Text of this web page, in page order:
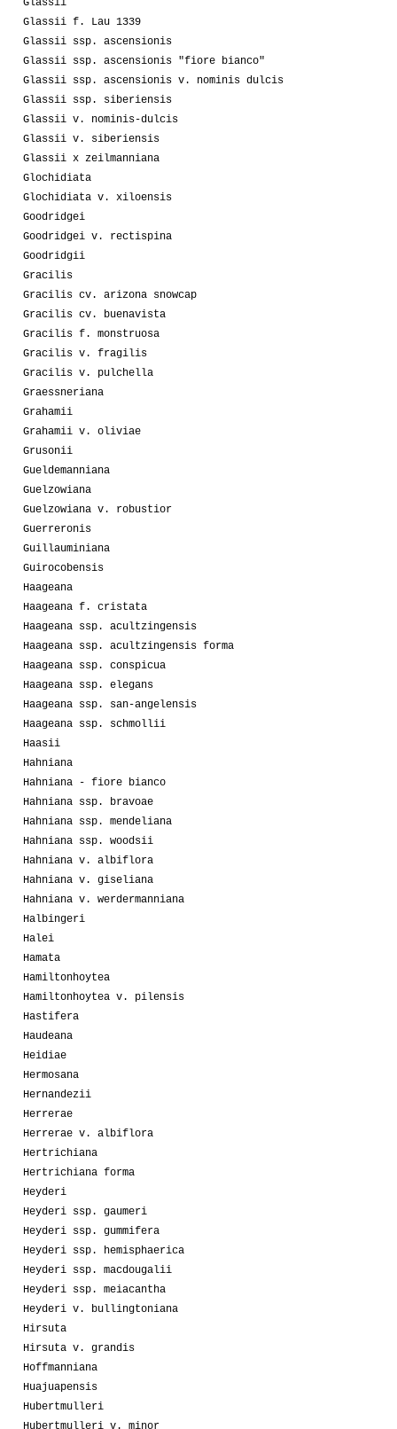
Glassii
Glassii f. Lau 1339
Glassii ssp. ascensionis
Glassii ssp. ascensionis "fiore bianco"
Glassii ssp. ascensionis v. nominis dulcis
Glassii ssp. siberiensis
Glassii v. nominis-dulcis
Glassii v. siberiensis
Glassii x zeilmanniana
Glochidiata
Glochidiata v. xiloensis
Goodridgei
Goodridgei v. rectispina
Goodridgii
Gracilis
Gracilis cv. arizona snowcap
Gracilis cv. buenavista
Gracilis f. monstruosa
Gracilis v. fragilis
Gracilis v. pulchella
Graessneriana
Grahamii
Grahamii v. oliviae
Grusonii
Gueldemanniana
Guelzowiana
Guelzowiana v. robustior
Guerreronis
Guillauminiana
Guirocobensis
Haageana
Haageana f. cristata
Haageana ssp. acultzingensis
Haageana ssp. acultzingensis forma
Haageana ssp. conspicua
Haageana ssp. elegans
Haageana ssp. san-angelensis
Haageana ssp. schmollii
Haasii
Hahniana
Hahniana - fiore bianco
Hahniana ssp. bravoae
Hahniana ssp. mendeliana
Hahniana ssp. woodsii
Hahniana v. albiflora
Hahniana v. giseliana
Hahniana v. werdermanniana
Halbingeri
Halei
Hamata
Hamiltonhoytea
Hamiltonhoytea v. pilensis
Hastifera
Haudeana
Heidiae
Hermosana
Hernandezii
Herrerae
Herrerae v. albiflora
Hertrichiana
Hertrichiana forma
Heyderi
Heyderi ssp. gaumeri
Heyderi ssp. gummifera
Heyderi ssp. hemisphaerica
Heyderi ssp. macdougalii
Heyderi ssp. meiacantha
Heyderi v. bullingtoniana
Hirsuta
Hirsuta v. grandis
Hoffmanniana
Huajuapensis
Hubertmulleri